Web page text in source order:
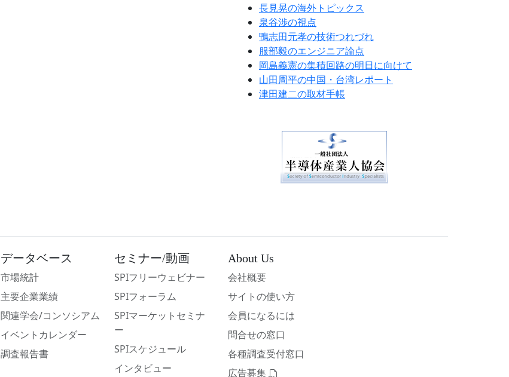
長見晃の海外トピックス
泉谷渉の視点
鴨志田元孝の技術つれづれ
服部毅のエンジニア論点
岡島義憲の集積回路の明日に向けて
山田周平の中国・台湾レポート
津田建二の取材手帳
データベース
市場統計
主要企業業績
関連学会/コンソシアム
イベントカレンダー
調査報告書
セミナー/動画
SPIフリーウェビナー
SPIフォーラム
SPIマーケットセミナ
ー
SPIスケジュール
インタビュー
About Us
会社概要
サイトの使い方
会員になるには
問合せの窓口
各種調査受付窓口
広告募集